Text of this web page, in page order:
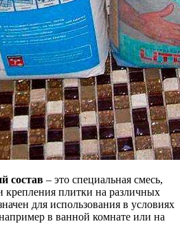
состав – это специальная смесь,
крепления плитки на различных
для использования в условиях
в ванной комнате или на